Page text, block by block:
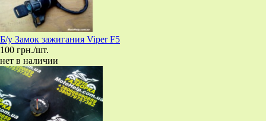
Б/у Замок зажигания Viper F5
100 грн./шт.
нет в наличии